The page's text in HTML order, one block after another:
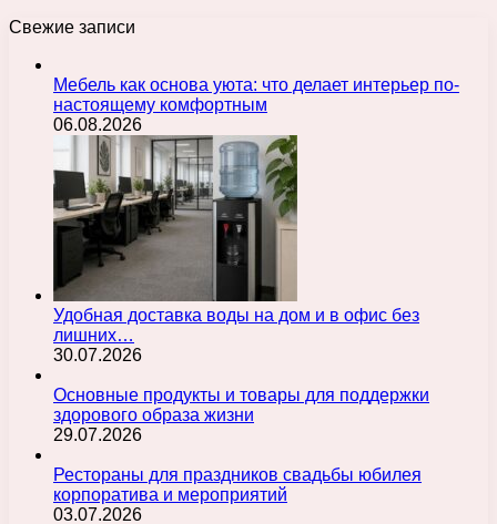
Свежие записи
Мебель как основа уюта: что делает интерьер по-
настоящему комфортным
06.08.2026
Удобная доставка воды на дом и в офис без
лишних…
30.07.2026
Основные продукты и товары для поддержки
здорового образа жизни
29.07.2026
Рестораны для праздников свадьбы юбилея
корпоратива и мероприятий
03.07.2026